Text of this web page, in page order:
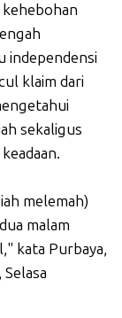
independensi
klaim dari
sekaligus
melemah)
malam
kata Purbaya,